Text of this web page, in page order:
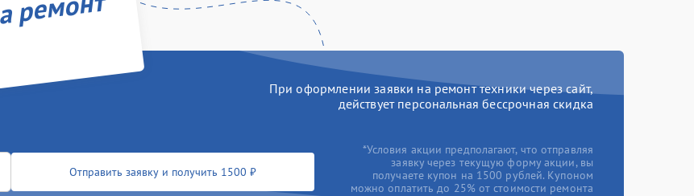
ремонт
При оформлении заявки на ремонт техники через сайт,
действует персональная бессрочная скидка
Отправить заявку и получить 1500 ₽
*Условия акции предполагают, что отправляя
заявку через текущую форму акции, вы
получаете купон на 1500 рублей. Купоном
можно оплатить до 25% от стоимости ремонта